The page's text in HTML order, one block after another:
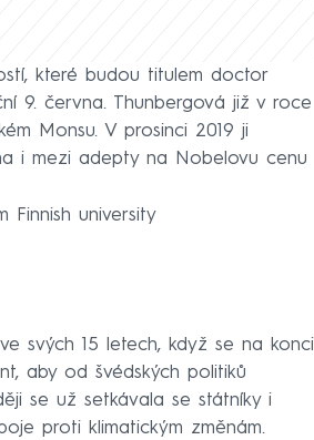
které budou titulem doctor
9. června. Thunbergová již v roce
Monsu. V prosinci 2019 ji
i mezi adepty na Nobelovu cenu
university
svých 15 letech, když se na konci
aby od švédských politiků
se už setkávala se státníky i
proti klimatickým změnám.